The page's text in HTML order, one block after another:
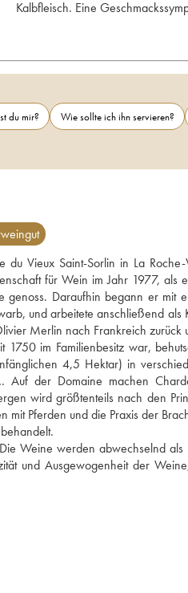
du mir? Wie sollte ich ihn servieren?
Vieux Saint-Sorlin in La
für Wein im Jahr 1977,
Daraufhin begann er mit
und arbeitete anschließend als
Merlin nach Frankreich zurück
im Familienbesitz war,
4,5 Hektar) in
Auf der Domaine machen
wird größtenteils nach den
Pferden und die Praxis der
Weine werden abwechselnd
und Ausgewogenheit der